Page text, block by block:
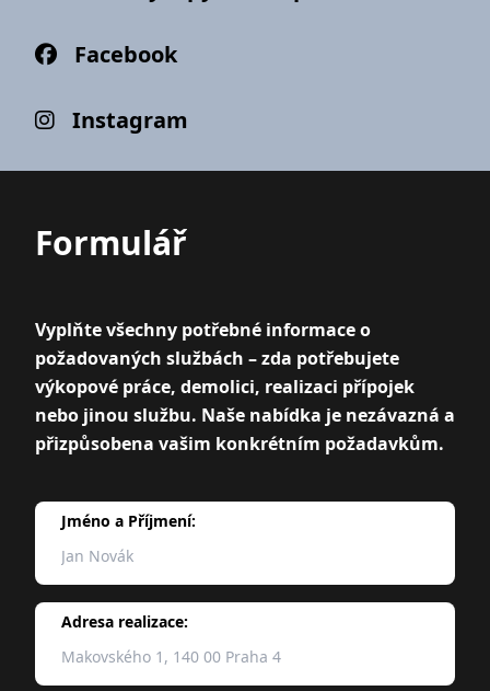
Facebook
Instagram
Formulář
Vyplňte všechny potřebné informace o
požadovaných službách – zda potřebujete
výkopové práce, demolici, realizaci přípojek
nebo jinou službu. Naše nabídka je nezávazná a
přizpůsobena vašim konkrétním požadavkům.
Jméno a Příjmení:
Adresa realizace: